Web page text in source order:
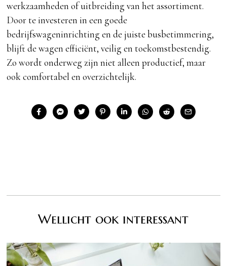
werkzaamheden of uitbreiding van het assortiment.
Door te investeren in een goede
bedrijfswageninrichting en de juiste busbetimmering,
blijft de wagen efficiënt, veilig en toekomstbestendig.
Zo wordt onderweg zijn niet alleen productief, maar
ook comfortabel en overzichtelijk.
Wellicht ook interessant